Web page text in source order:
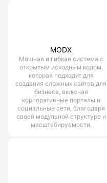
MODX
Мощная и гибкая система с
открытым исходным кодом,
которая подходит для
создания сложных сайтов для
бизнеса, включая
корпоративные порталы и
социальные сети, благодаря
своей модульной структуре и
масштабируемости.